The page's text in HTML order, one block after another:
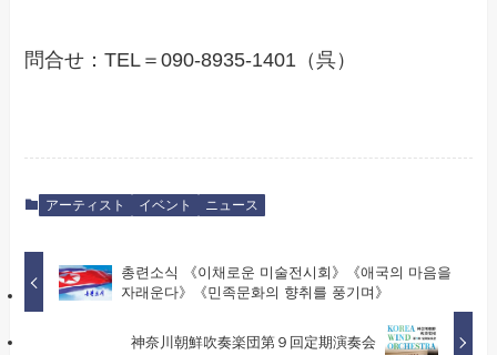
問合せ：TEL＝090-8935-1401（呉）
アーティスト イベント ニュース
총련소식 《이채로운 미술전시회》《애국의 마음을
자래운다》《민족문화의 향취를 풍기며》
神奈川朝鮮吹奏楽団第９回定期演奏会